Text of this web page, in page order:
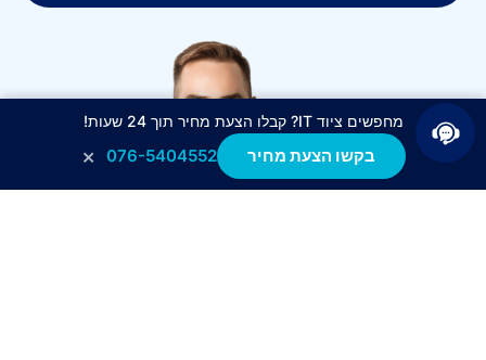
מחפשים ציוד IT? קבלו הצעת מחיר תוך 24 שעות!
בקשו הצעת מחיר 076-5404552
×